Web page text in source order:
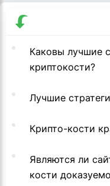
Каковы лучшие
криптокости?
Лучшие
Крипто-кости
Являются ли
кости